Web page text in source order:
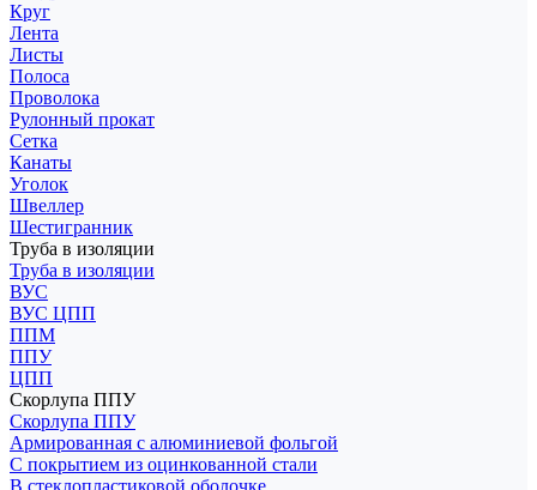
Круг
Лента
Листы
Полоса
Проволока
Рулонный прокат
Сетка
Канаты
Уголок
Швеллер
Шестигранник
Труба в изоляции
Труба в изоляции
ВУС
ВУС ЦПП
ППМ
ППУ
ЦПП
Скорлупа ППУ
Скорлупа ППУ
Армированная с алюминиевой фольгой
С покрытием из оцинкованной стали
В стеклопластиковой оболочке